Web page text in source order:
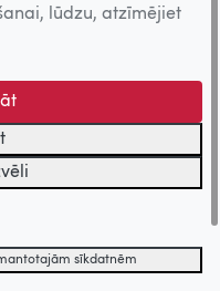
Uz augšu
informācijas sistēmu
Valsts
lūdzu, atzīmējiet
sīkdatnēm